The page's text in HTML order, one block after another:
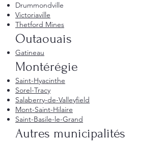
Drummondville
Victoriaville
Thetford Mines
Outaouais
Gatineau
Montérégie
Saint-Hyacinthe
Sorel-Tracy
Salaberry-de-Valleyfield
Mont-Saint-Hilaire
Saint-Basile-le-Grand
Autres municipalités